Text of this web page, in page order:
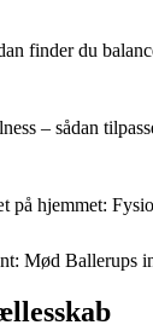
finder du
– sådan
på hjemmet:
Mød Ballerups